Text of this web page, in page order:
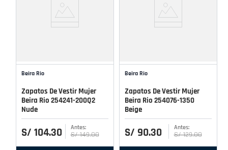
Beira Rio
Zapatos De Vestir Mujer
Beira Rio 254241-200Q2
Nude
S/ 104.30 S/ 149.00
Beira Rio
Zapatos De Vestir Mujer
Beira Rio 254076-1350
Beige
S/ 90.30 S/ 129.00